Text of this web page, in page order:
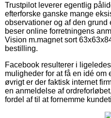
Trustpilot leverer egentlig
efterforske ganske mange
observationer og af den grund
beser online forretningens
Vision m.magnet sort
bestilling.
Facebook resulterer i
muligheder for at få en idé om
øvrigt er der faktisk internet
en anmeldelse af
fordel af til at fornemme